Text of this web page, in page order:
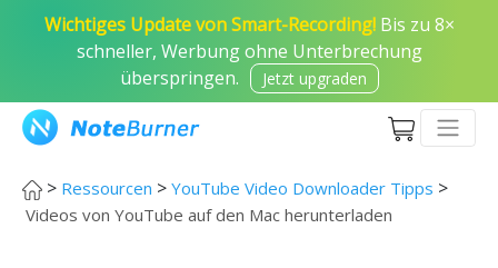
Wichtiges Update von Smart-Recording!Bis zu 8×
schneller, Werbung ohne Unterbrechung
überspringen.
Jetzt upgraden
> Ressourcen > YouTube Video Downloader Tipps >
Videos von YouTube auf den Mac herunterladen